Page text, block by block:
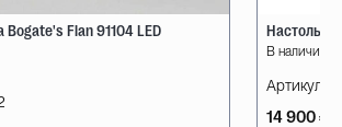
Flan 91104 LED
В наличии
Артикул:
14 900 ₽